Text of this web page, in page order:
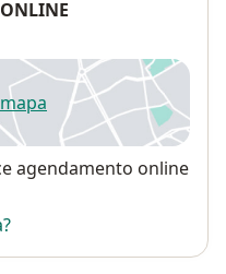
num novo separador
agendamento online